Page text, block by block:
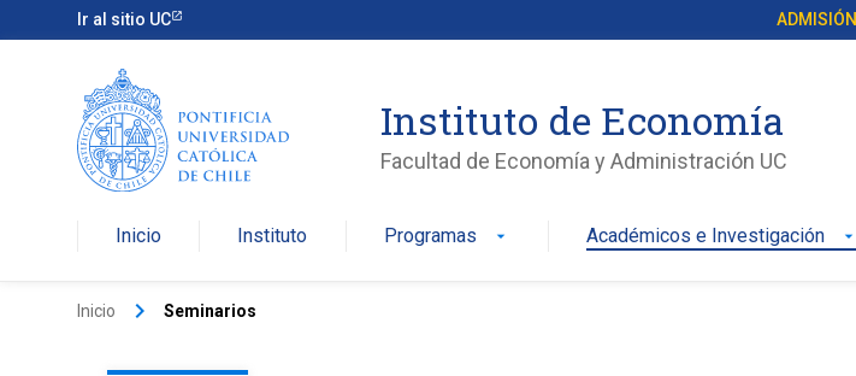
Ir al sitio UC ADMISIÓN
Instituto de Economía
Facultad de Economía y Administración UC
Inicio Instituto Programas arrow_drop_down Académicos e Investigación arrow_drop_down
Inicio keyboard_arrow_right Seminarios